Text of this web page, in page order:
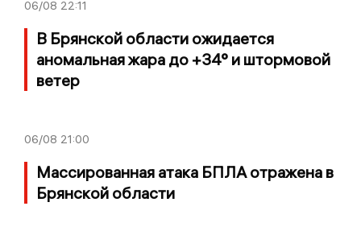
06/08 22:11
В Брянской области ожидается
аномальная жара до +34° и штормовой
ветер
06/08 21:00
Массированная атака БПЛА отражена в
Брянской области